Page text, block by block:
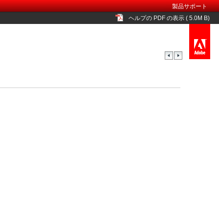
ヘルプの PDF の表示 ( 5.0M B)
製品サポート